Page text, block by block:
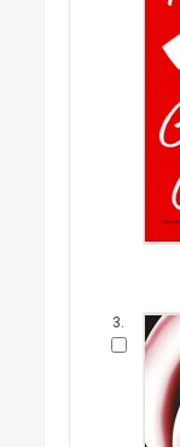
3.